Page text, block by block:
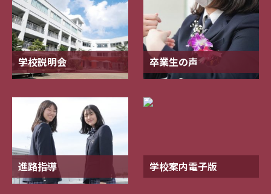
学校説明会 卒業生の声
進路指導 学校案内電子版